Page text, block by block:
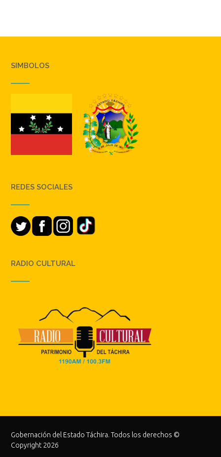
SIMBOLOS
REDES SOCIALES
RADIO CULTURAL
Gobernación del Estado Táchira. Todos los derechos ©
Copyright 2026